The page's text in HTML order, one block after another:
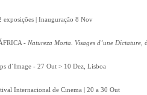
exposições | Inauguração 8 Nov
- Natureza Morta. Visages d’une Dictature
d´Image - 27 Out > 10 Dez, Lisboa
Internacional de Cinema | 20 a 30 Out